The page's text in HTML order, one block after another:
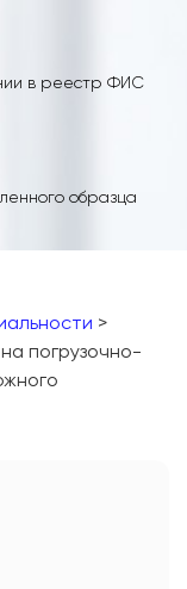
в реестр ФИС
образца
>
погрузочно-